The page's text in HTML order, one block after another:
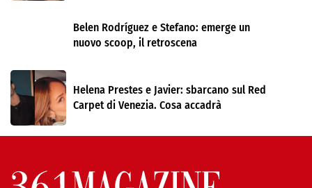
Belen Rodríguez e Stefano: emerge un
nuovo scoop, il retroscena
Helena Prestes e Javier: sbarcano sul Red
Carpet di Venezia. Cosa accadrà